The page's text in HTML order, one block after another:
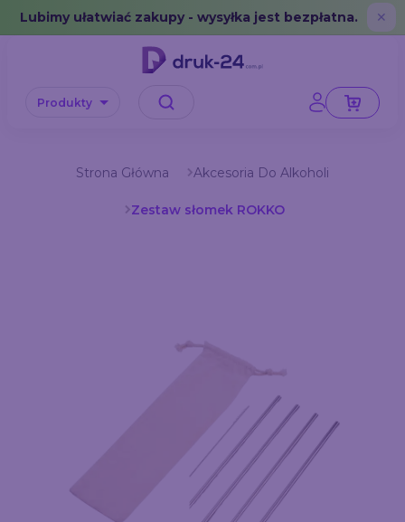
Error: No data in cache or invalid format
Lubimy ułatwiać zakupy - wysyłka jest bezpłatna. ✕
Produkty
Strona Główna Akcesoria Do Alkoholi
Zestaw słomek ROKKO